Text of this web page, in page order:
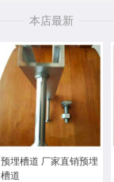
本店最新
预埋槽道 厂家直销预埋
槽道